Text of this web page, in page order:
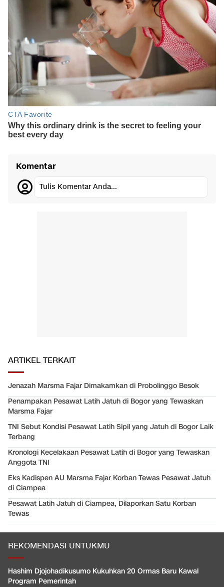
Komentar
Tulis Komentar Anda...
ARTIKEL TERKAIT
Jenazah Marsma Fajar Dimakamkan di Probolinggo Besok
Penampakan Pesawat Latih Jatuh di Bogor yang Tewaskan
Marsma Fajar
TNI Sebut Kondisi Pesawat Latih Sipil yang Jatuh di Bogor Laik
Terbang
Kronologi Kecelakaan Pesawat Latih di Bogor yang Tewaskan
Anggota TNI
Eks Kadispen AU Marsma Fajar Korban Tewas Pesawat Jatuh
di Ciampea
Pesawat Latih Jatuh di Ciampea, Dilaporkan Satu Korban
Tewas
REKOMENDASI UNTUKMU
Hashim Djojohadikusumo Kukuhkan 20 Ormas Baru Kawal
Program Pemerintah